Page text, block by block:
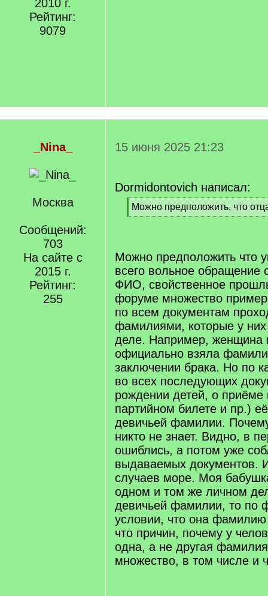
2010 г.
Рейтинг:
9079
_Nina_
Москва
Сообщений:
703
На сайте с
2015 г.
Рейтинг:
255
15 июня 2025 21:23
Dormidontovich написал:
[
q
Можно предположить, что
[
Можно предположить что
всего вольное обращение
ФИО, свойственное
форуме множество
по всем документам
фамилиями, которые у
деле. Например, женщина
официально взяла
заключении брака. Но по
во всех последующих
рождении детей, о приёме
партийном билете и пр.)
девичьей фамилии.
никто не знает. Видно, в
ошиблись, а потом уже
выдаваемых документов.
случаев море. Моя
одном и том же личном
девичьей фамилии, то по
условии, что она
что причин, почему у
одна, а не другая
множество, в том числе и